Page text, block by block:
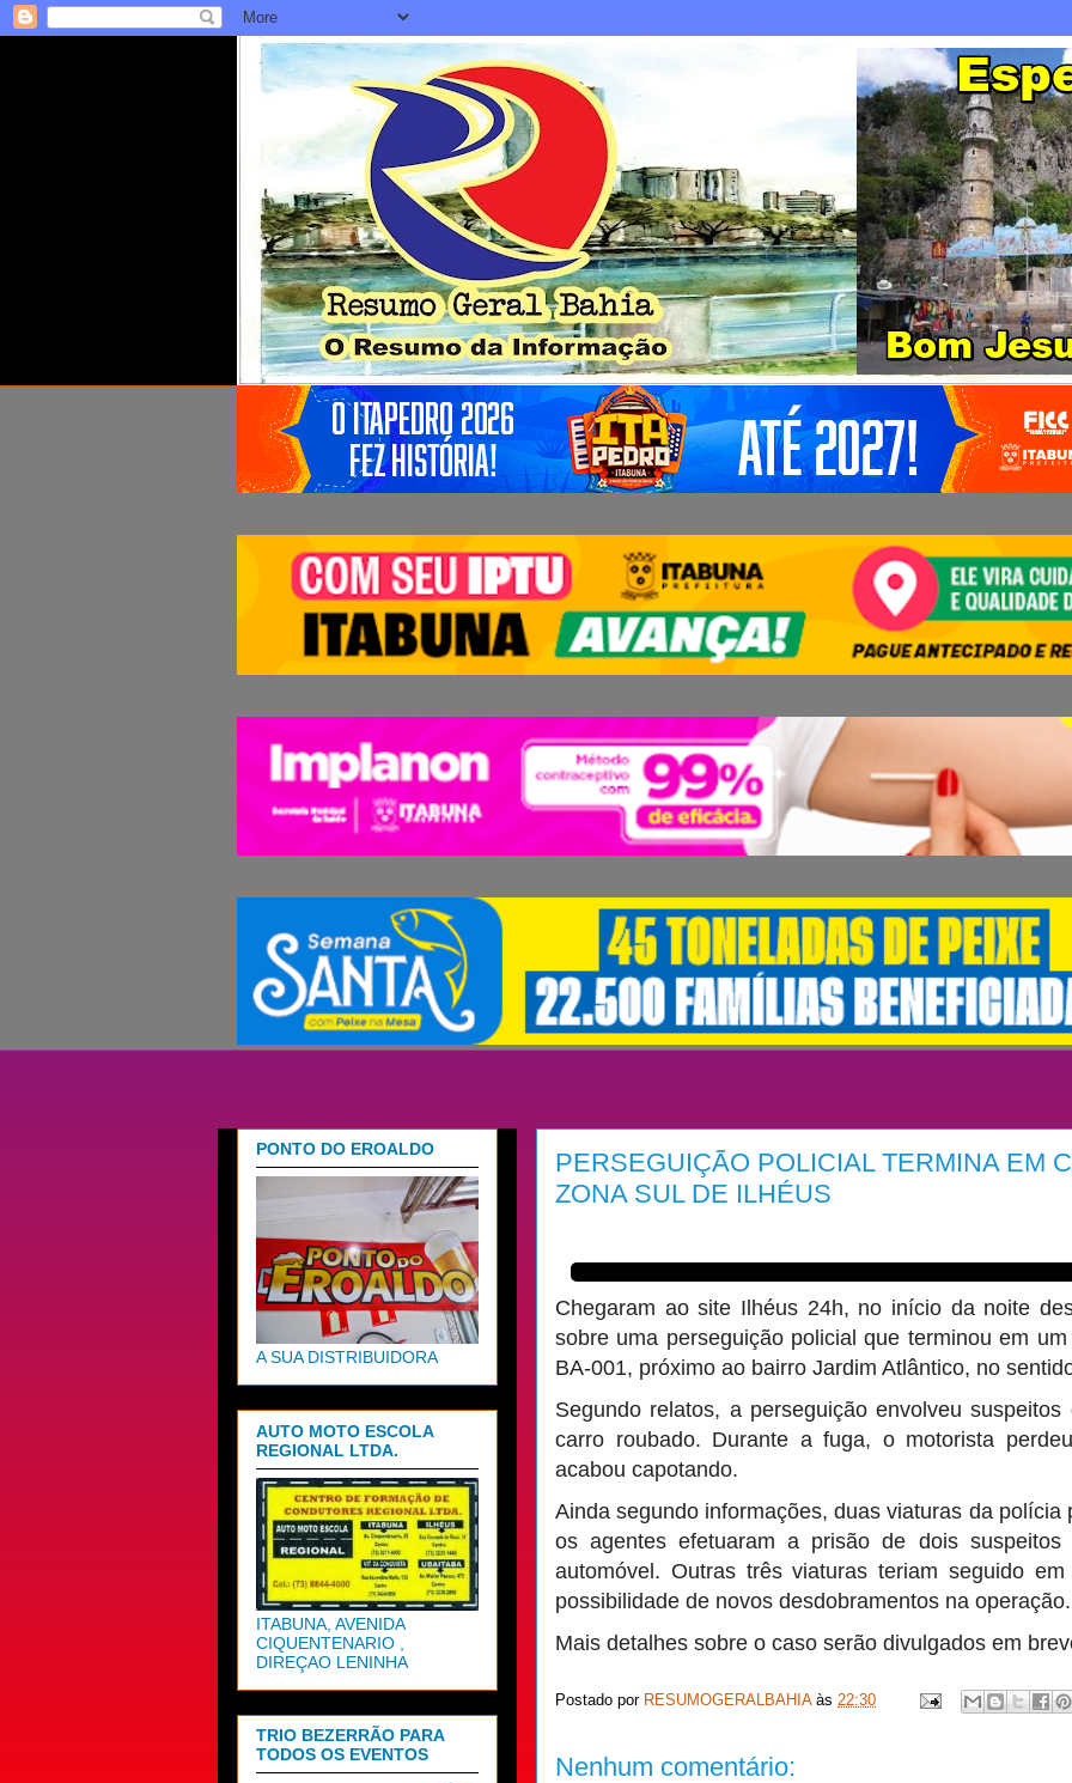
PERSEGUIÇÃO POLICIAL TERMINA EM
ZONA SUL DE ILHÉUS
Chegaram ao site Ilhéus 24h, no início da noite
sobre uma perseguição policial que terminou em
BA-001, próximo ao bairro Jardim Atlântico, no
Segundo relatos, a perseguição envolveu
carro roubado. Durante a fuga, o motorista
acabou capotando.
Ainda segundo informações, duas viaturas da polícia
os agentes efetuaram a prisão de dois
automóvel. Outras três viaturas teriam seguido
possibilidade de novos desdobramentos na operação.
Mais detalhes sobre o caso serão divulgados em
Postado por RESUMOGERALBAHIA às 22:30
Nenhum comentário:
PONTO DO EROALDO
A SUA DISTRIBUIDORA
AUTO MOTO ESCOLA
REGIONAL LTDA.
ITABUNA, AVENIDA
CIQUENTENARIO ,
DIREÇAO LENINHA
TRIO BEZERRÃO PARA
TODOS OS EVENTOS